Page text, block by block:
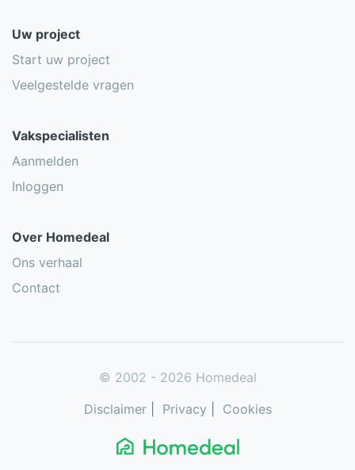
Uw project
Start uw project
Veelgestelde vragen
Vakspecialisten
Aanmelden
Inloggen
Over Homedeal
Ons verhaal
Contact
© 2002 - 2026 Homedeal
Disclaimer| Privacy Cookies